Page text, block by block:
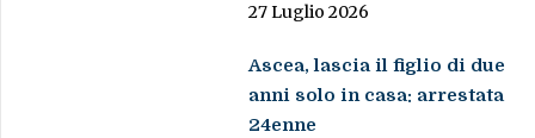
27 Luglio 2026
Ascea, lascia il figlio di due
anni solo in casa: arrestata
24enne